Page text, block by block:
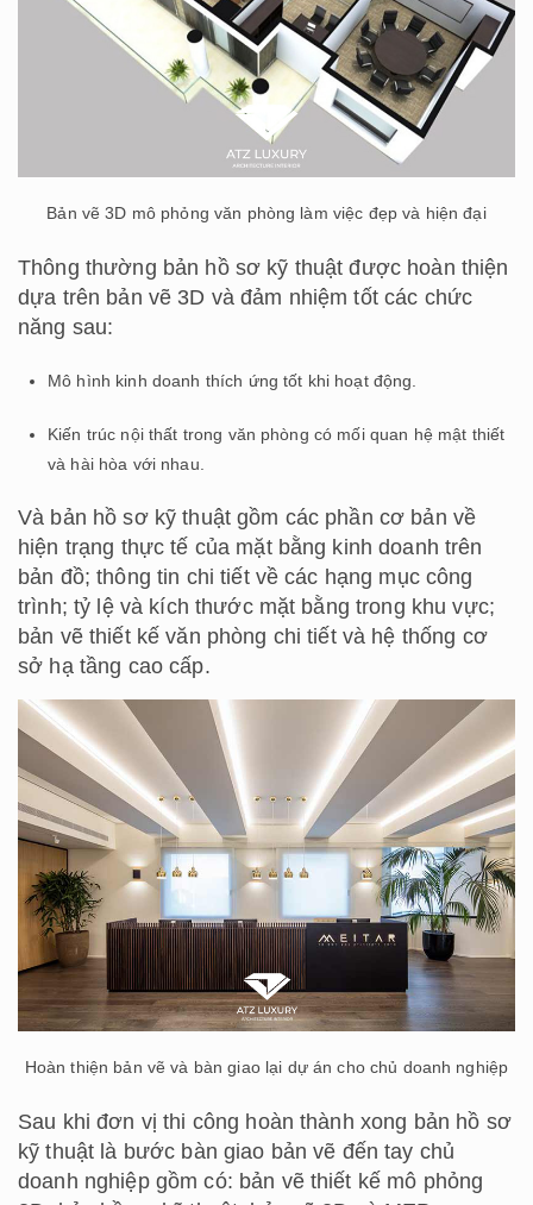
Bản vẽ 3D mô phỏng văn phòng làm việc đẹp và hiện đại
Thông thường bản hồ sơ kỹ thuật được hoàn thiện
dựa trên bản vẽ 3D và đảm nhiệm tốt các chức
năng sau:
Mô hình kinh doanh thích ứng tốt khi hoạt động.
Kiến trúc nội thất trong văn phòng có mối quan hệ mật thiết
và hài hòa với nhau.
Và bản hồ sơ kỹ thuật gồm các phần cơ bản về
hiện trạng thực tế của mặt bằng kinh doanh trên
bản đồ; thông tin chi tiết về các hạng mục công
trình; tỷ lệ và kích thước mặt bằng trong khu vực;
bản vẽ thiết kế văn phòng chi tiết và hệ thống cơ
sở hạ tầng cao cấp.
Hoàn thiện bản vẽ và bàn giao lại dự án cho chủ doanh nghiệp
Sau khi đơn vị thi công hoàn thành xong bản hồ sơ
kỹ thuật là bước bàn giao bản vẽ đến tay chủ
doanh nghiệp gồm có: bản vẽ thiết kế mô phỏng